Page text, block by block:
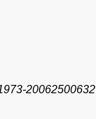
20062500632